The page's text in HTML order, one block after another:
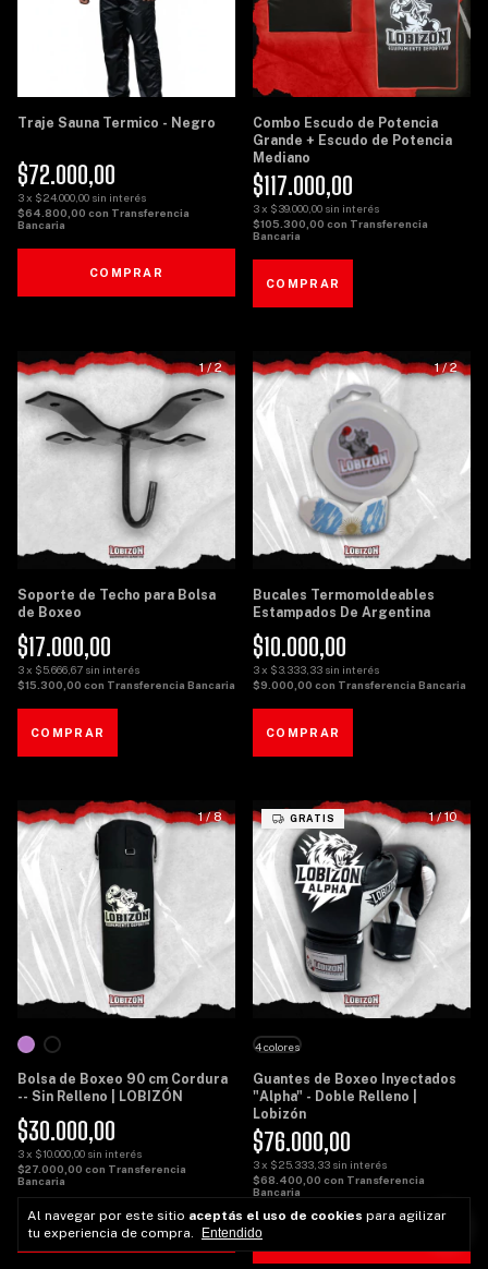
Al navegar por este sitio aceptás el uso de cookies para agilizar
tu experiencia de compra.
Entendido
Traje Sauna Termico - Negro
$72.000,00
3x $24.000,00 sin interés
$64.800,00 con Transferencia
Bancaria
COMPRAR
Combo Escudo de Potencia
Grande + Escudo de Potencia
Mediano
$117.000,00
3x $39.000,00 sin interés
$105.300,00 con Transferencia
Bancaria
1/2
Soporte de Techo para Bolsa
de Boxeo
$17.000,00
3x $5.666,67 sin interés
$15.300,00 con Transferencia Bancaria
1/2
Bucales Termomoldeables
Estampados De Argentina
$10.000,00
3x $3.333,33 sin interés
$9.000,00 con Transferencia Bancaria
1/8
Bolsa de Boxeo 90 cm Cordura
-- Sin Relleno | LOBIZÓN
$30.000,00
3x $10.000,00 sin interés
$27.000,00 con Transferencia
Bancaria
COMPRAR
1/10
GRATIS
Guantes de Boxeo Inyectados
"Alpha" - Doble Relleno |
Lobizón
$76.000,00
3x $25.333,33 sin interés
$68.400,00 con Transferencia
Bancaria
4 colores